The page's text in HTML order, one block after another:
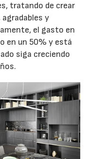
tratando de crear
y
el gasto en
en un 50% y está
siga creciendo